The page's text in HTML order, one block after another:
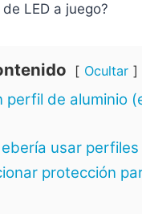
LED a juego?
Ocultar
perfil de aluminio
usar perfiles
protección